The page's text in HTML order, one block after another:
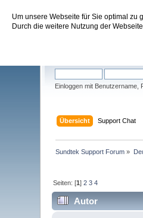
Um unsere Webseite für Sie optimal zu
Durch die weitere Nutzung der
Sundtek
Einloggen mit Benutzername,
Übersicht Support Chat
Sundtek Support Forum »
Seiten: [1]2 3 4
Autor